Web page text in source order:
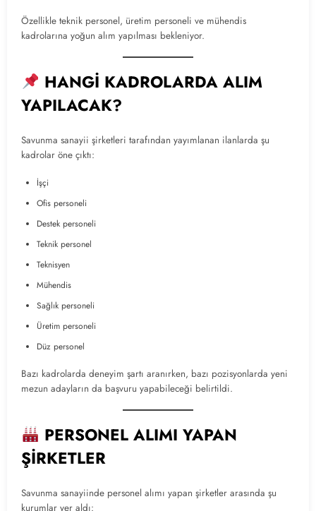
Özellikle teknik personel, üretim personeli ve mühendis
kadrolarına yoğun alım yapılması bekleniyor.
HANGİ KADROLARDA ALIM
YAPILACAK?
Savunma sanayii şirketleri tarafından yayımlanan ilanlarda şu
kadrolar öne çıktı:
İşçi
Ofis personeli
Destek personeli
Teknik personel
Teknisyen
Mühendis
Sağlık personeli
Üretim personeli
Düz personel
Bazı kadrolarda deneyim şartı aranırken, bazı pozisyonlarda yeni
mezun adayların da başvuru yapabileceği belirtildi.
PERSONEL ALIMI YAPAN
ŞİRKETLER
Savunma sanayiinde personel alımı yapan şirketler arasında şu
kurumlar yer aldı: